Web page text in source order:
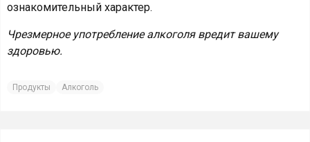
ознакомительный характер.
Чрезмерное употребление алкоголя вредит вашему
здоровью.
Продукты Алкоголь